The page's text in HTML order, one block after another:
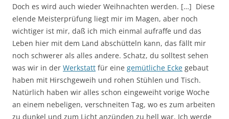
Doch es wird auch wieder Weihnachten werden. […] Diese
elende Meisterprüfung liegt mir im Magen, aber noch
wichtiger ist mir, daß ich mich einmal aufraffe und das
Leben hier mit dem Land abschütteln kann, das fällt mir
noch schwerer als alles andere. Schatz, du solltest sehen
was wir in der Werkstatt für eine gemütliche Ecke gebaut
haben mit Hirschgeweih und rohen Stühlen und Tisch.
Natürlich haben wir alles schon eingeweiht vorige Woche
an einem nebeligen, verschneiten Tag, wo es zum arbeiten
zu dunkel und zum Licht anzünden zu hell war. Ich werde